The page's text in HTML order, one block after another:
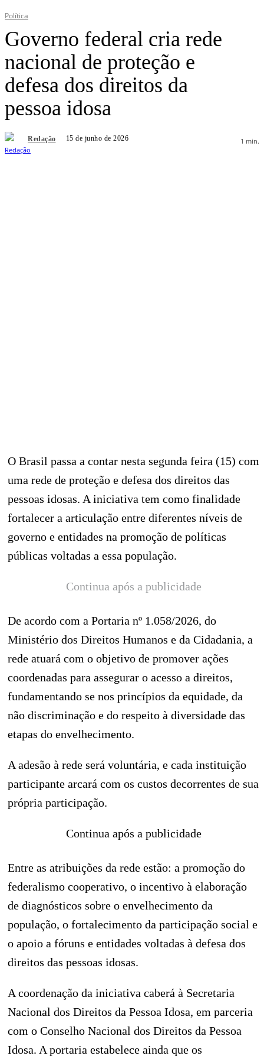
Política
Governo federal cria rede
nacional de proteção e
defesa dos direitos da
pessoa idosa
Redação 15 de junho de 2026 1 min.
O Brasil passa a contar nesta segunda feira (15) com
uma rede de proteção e defesa dos direitos das
pessoas idosas. A iniciativa tem como finalidade
fortalecer a articulação entre diferentes níveis de
governo e entidades na promoção de políticas
públicas voltadas a essa população.
Continua após a publicidade
De acordo com a Portaria nº 1.058/2026, do
Ministério dos Direitos Humanos e da Cidadania, a
rede atuará com o objetivo de promover ações
coordenadas para assegurar o acesso a direitos,
fundamentando se nos princípios da equidade, da
não discriminação e do respeito à diversidade das
etapas do envelhecimento.
A adesão à rede será voluntária, e cada instituição
participante arcará com os custos decorrentes de sua
própria participação.
Continua após a publicidade
Entre as atribuições da rede estão: a promoção do
federalismo cooperativo, o incentivo à elaboração
de diagnósticos sobre o envelhecimento da
população, o fortalecimento da participação social e
o apoio a fóruns e entidades voltadas à defesa dos
direitos das pessoas idosas.
A coordenação da iniciativa caberá à Secretaria
Nacional dos Direitos da Pessoa Idosa, em parceria
com o Conselho Nacional dos Direitos da Pessoa
Idosa. A portaria estabelece ainda que os